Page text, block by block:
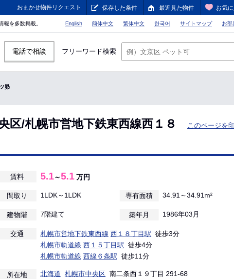
おまかせ物件リクエスト 保存した条件 最近見た物件 お気に
を多数掲載。 English 簡体中文 繁体中文 한국어 サイトマップ お部
電話で相談 フリーワード検索
昴
区/札幌市営地下鉄東西線西１８
このページを
賃料 5.1～5.1 万円
間取り 1LDK～1LDK 専有面積 34.91～34.91m²
建物階 7階建て 築年月 1986年03月
交通 札幌市営地下鉄東西線 西１８丁目駅 徒歩3分
札幌市軌道線 西１５丁目駅 徒歩4分
札幌市軌道線 西線６条駅 徒歩11分
所在地 北海道 札幌市中央区 南二条西１９丁目 291-68